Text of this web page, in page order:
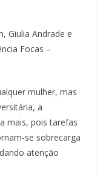
Giulia Andrade e
Focas –
mulher, mas
a
mais, pois tarefas
se sobrecarga
atenção